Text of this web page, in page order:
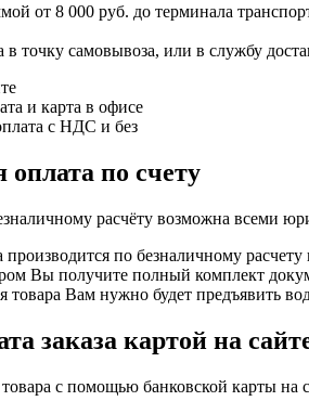
от 8 000 руб. до терминала
в точку самовывоза, или в службу
и карта в офисе
с НДС и без
оплата по счету
расчёту возможна всеми
производится по безналичному
Вы получите полный комплект
товара Вам нужно будет предъявить
заказа картой на
с помощью банковской карты на